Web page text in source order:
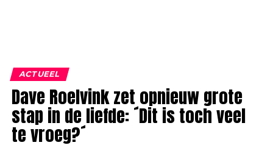
ACTUEEL
Dave Roelvink zet opnieuw grote
stap in de liefde: ´Dit is toch veel
te vroeg?´